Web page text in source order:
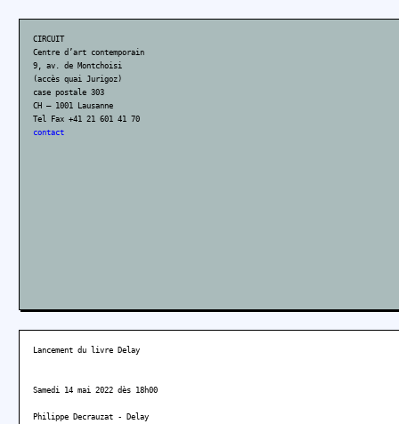
CIRCUIT
Centre d’art contemporain
9, av. de Montchoisi
(accès quai Jurigoz)
case postale 303
CH – 1001 Lausanne
Tel Fax +41 21 601 41 70
contact
Lancement du livre Delay
Samedi 14 mai 2022 dès 18h00
Philippe Decrauzat - Delay